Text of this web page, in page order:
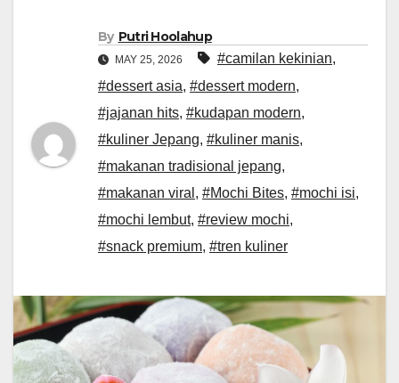
By Putri Hoolahup
MAY 25, 2026 #camilan kekinian,
#dessert asia, #dessert modern,
#jajanan hits, #kudapan modern,
#kuliner Jepang, #kuliner manis,
#makanan tradisional jepang,
#makanan viral , #Mochi Bites, #mochi isi,
#mochi lembut, #review mochi,
#snack premium, #tren kuliner